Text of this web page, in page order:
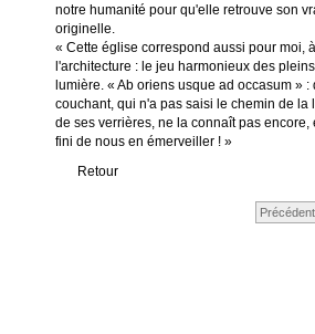
notre humanité pour qu'elle retrouve son
originelle.
« Cette église correspond aussi pour moi,
l'architecture : le jeu harmonieux des
lumière. « Ab oriens usque ad occasum »
couchant, qui n'a pas saisi le chemin de
de ses verrières, ne la connaît pas
fini de nous en émerveiller ! »
Retour
Précédent